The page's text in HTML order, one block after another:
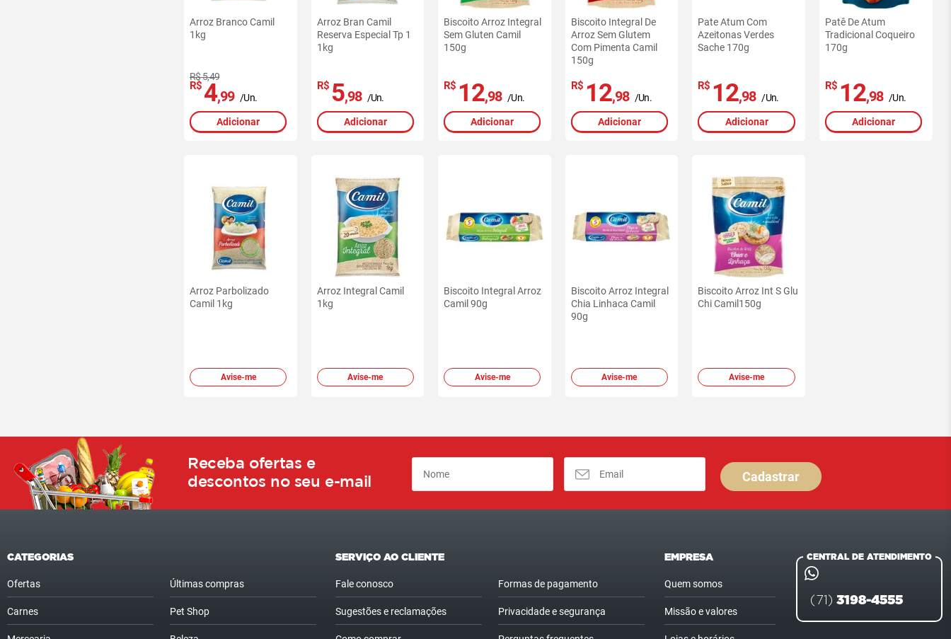
Arroz Branco Camil
1kg
R$ 5,49
R$ 4,99 /Un.
Adicionar
Arroz Bran Camil
Reserva Especial Tp 1
1kg
R$ 5,98 /Un.
Adicionar
Biscoito Arroz Integral
Sem Gluten Camil
150g
R$ 12,98 /Un.
Adicionar
Biscoito Integral De
Arroz Sem Glutem
Com Pimenta Camil
150g
R$ 12,98 /Un.
Adicionar
Pate Atum Com
Azeitonas Verdes
Sache 170g
R$ 12,98 /Un.
Adicionar
Patê De Atum
Tradicional Coqueiro
170g
R$ 12,98 /Un.
Adicionar
Arroz Parbolizado
Camil 1kg
Avise-me
Arroz Integral Camil
1kg
Avise-me
Biscoito Integral Arroz
Camil 90g
Avise-me
Biscoito Arroz Integral
Chia Linhaca Camil
90g
Avise-me
Biscoito Arroz Int S Glu
Chi Camil150g
Avise-me
Receba ofertas e
descontos no seu e-mail
Cadastrar
CATEGORIAS
Ofertas
Carnes
Últimas compras
Pet Shop
SERVIÇO AO CLIENTE
Fale conosco
Sugestões e reclamações
Formas de pagamento
Privacidade e segurança
EMPRESA
Quem somos
Missão e valores
CENTRAL DE ATENDIMENTO
(71) 3198-4555